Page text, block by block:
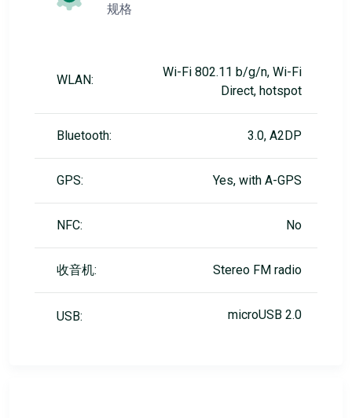
规格
WLAN:
Wi-Fi 802.11 b/g/n, Wi-Fi
Direct, hotspot
Bluetooth: 3.0, A2DP
GPS: Yes, with A-GPS
NFC: No
收音机: Stereo FM radio
USB: microUSB 2.0